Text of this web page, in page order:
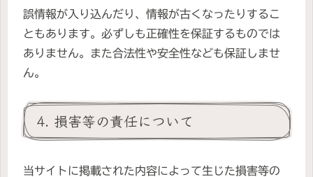
誤情報が入り込んだり、情報が古くなったりするこ
ともあります。必ずしも正確性を保証するものでは
ありません。また合法性や安全性なども保証しませ
ん。
4. 損害等の責任について
当サイトに掲載された内容によって生じた損害等の